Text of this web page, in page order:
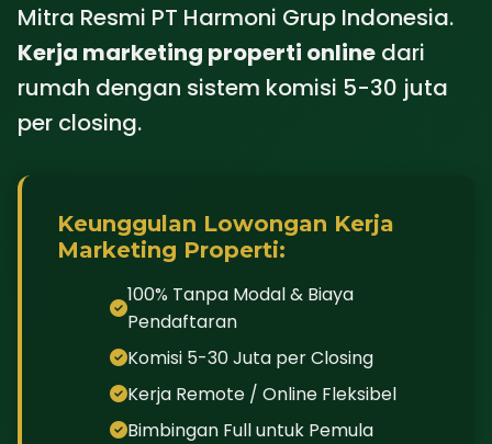
Mitra Resmi PT Harmoni Grup Indonesia.
Kerja marketing properti online dari
rumah dengan sistem komisi 5-30 juta
per closing.
Keunggulan Lowongan Kerja
Marketing Properti:
100% Tanpa Modal & Biaya
Pendaftaran
Komisi 5-30 Juta per Closing
Kerja Remote / Online Fleksibel
Bimbingan Full untuk Pemula